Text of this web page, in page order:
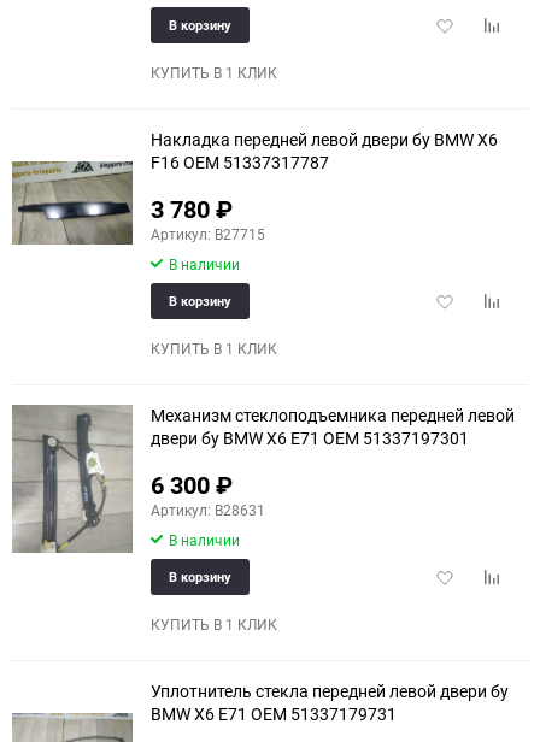
Добавить
В корзину
КУПИТЬ В 1 КЛИК
Накладка передней левой двери бу BMW X6
F16 OEM 51337317787
3 780₽
Артикул: B27715
В наличии
Добавить
В корзину
КУПИТЬ В 1 КЛИК
Механизм стеклоподъемника передней левой
двери бу BMW X6 E71 OEM 51337197301
6 300₽
Артикул: B28631
В наличии
Добавить
В корзину
КУПИТЬ В 1 КЛИК
Уплотнитель стекла передней левой двери бу
BMW X6 E71 OEM 51337179731